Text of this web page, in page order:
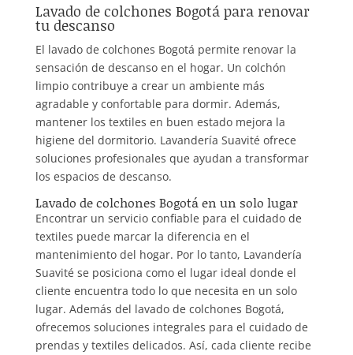
Lavado de colchones Bogotá para renovar
tu descanso
El lavado de colchones Bogotá permite renovar la
sensación de descanso en el hogar. Un colchón
limpio contribuye a crear un ambiente más
agradable y confortable para dormir. Además,
mantener los textiles en buen estado mejora la
higiene del dormitorio. Lavandería Suavité ofrece
soluciones profesionales que ayudan a transformar
los espacios de descanso.
Lavado de colchones Bogotá en un solo lugar
Encontrar un servicio confiable para el cuidado de
textiles puede marcar la diferencia en el
mantenimiento del hogar. Por lo tanto, Lavandería
Suavité se posiciona como el lugar ideal donde el
cliente encuentra todo lo que necesita en un solo
lugar. Además del lavado de colchones Bogotá,
ofrecemos soluciones integrales para el cuidado de
prendas y textiles delicados. Así, cada cliente recibe